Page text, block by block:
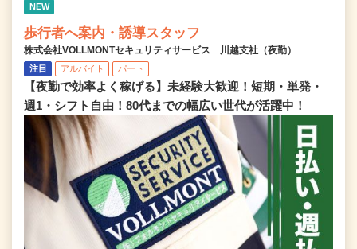
NEW
歩行者へ案内・誘導スタッフ
株式会社VOLLMONTセキュリティサービス 川越支社（夜勤）
注目 アルバイト パート
【夜勤で効率よく稼げる】未経験大歓迎！短期・単発・
週1・シフト自由！80代までの幅広い世代が活躍中！